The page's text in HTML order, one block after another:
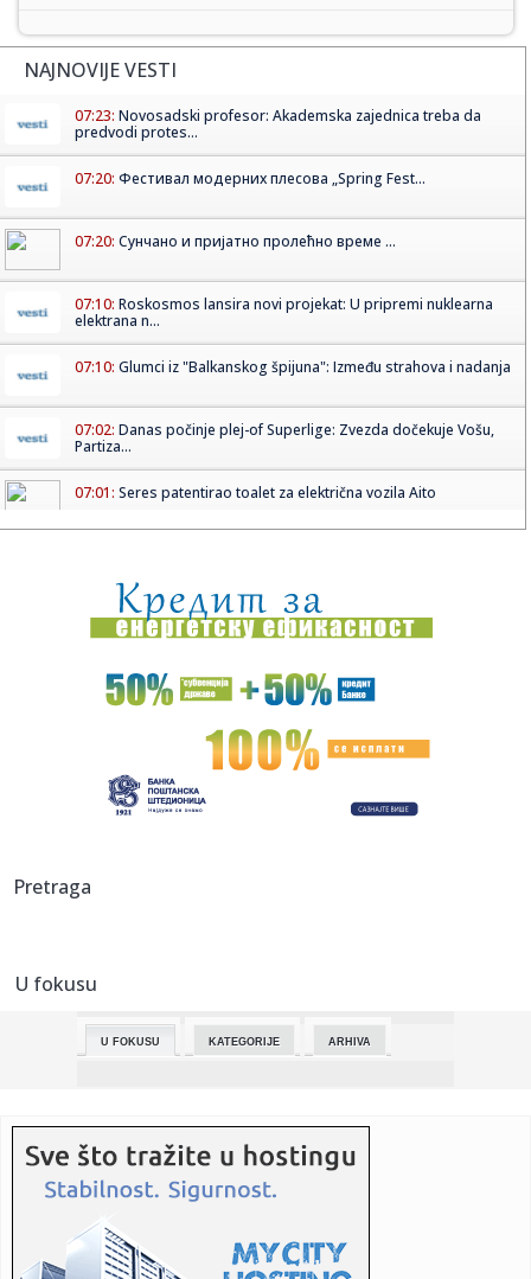
NAJNOVIJE VESTI
07:23: Novosadski profesor: Akademska zajednica treba da
predvodi protes...
07:20: Фестивал модерних плесова „Spring Fest...
07:20: Сунчано и пријатно пролећно време ...
07:10: Roskosmos lansira novi projekat: U pripremi nuklearna
elektrana n...
07:10: Glumci iz "Balkanskog špijuna": Između strahova i nadanja
07:02: Danas počinje plej-of Superlige: Zvezda dočekuje Vošu,
Partiza...
07:01: Seres patentirao toalet za električna vozila Aito
07:00:Hor “Ruzmarin”: Tradicija koja ne prestaje
06:50:BROJ PO BROJ: Brzo, brzo
Sunce i toplo vreme širom Srbije: Temperatura do 23
05:41:Zatvaranje dela Ulice 7. jula u Pančevu od 20. aprila zbog
04:06:
02:21: Čitaoci javljaju: Akcija spasavanja belog mačka
01:18:Pretežno sunčano i toplo, temperatura do 23 stepena
00:38:Ott Tanak tajno testirao novi Toyota automobil za WRC
sezonu 2027
Pretraga
U fokusu
U FOKUSU KATEGORIJE ARHIVA